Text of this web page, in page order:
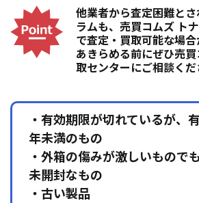
他業者から査定困難と
ラムも、売買コムズ ト
で査定・買取可能な場合
あきらめる前にぜひ売
取センターにご相談くだ
・有効期限が切れているが、
年未満のもの
・外箱の傷みが激しいもので
未開封なもの
・古い製品